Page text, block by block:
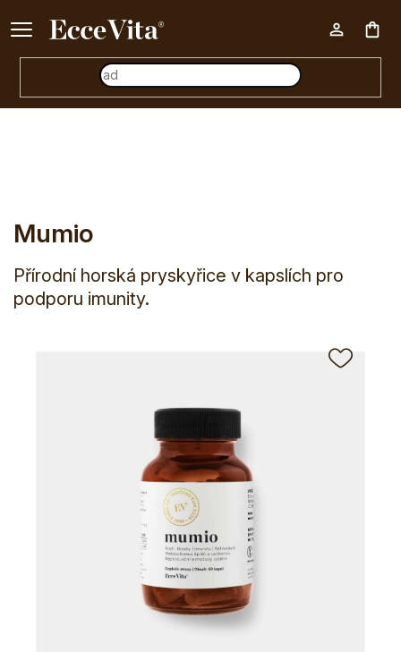
Ke každému nákupu nad 500 Kč dárek zdarma 📦
E-shop Pro koho Pro všechny Energie, únava a vitalita
Mumio
Přírodní horská pryskyřice v kapslích pro
podporu imunity.